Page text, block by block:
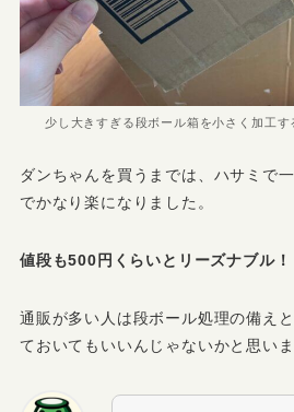
少し大きすぎる段ボール箱を小さく加工
ダンちゃんを買うまでは、ハサミで
でかなり楽になりました。
値段も500円くらいとリーズナブル！
通販が多い人は段ボール処理の備え
ておいてもいいんじゃないかと思いま